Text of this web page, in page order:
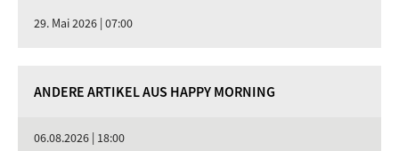
29. Mai 2026 | 07:00
ANDERE ARTIKEL AUS HAPPY MORNING
06.08.2026 | 18:00